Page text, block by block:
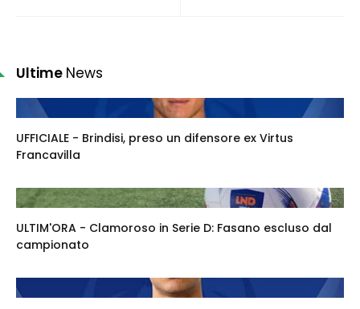
Ultime News
UFFICIALE - Brindisi, preso un difensore ex Virtus
Francavilla
ULTIM'ORA - Clamoroso in Serie D: Fasano escluso dal
campionato